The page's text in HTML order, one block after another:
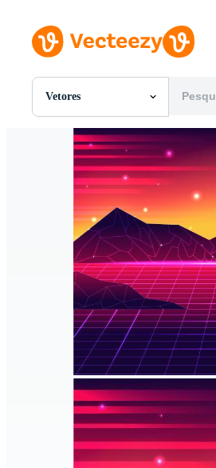
Vetores
Todas Imagens
Fotos
PNGs
PSDs
SVGs
Vetores
Videos
Motion graphics
Imagens Editoriais
Eventos Editoriais